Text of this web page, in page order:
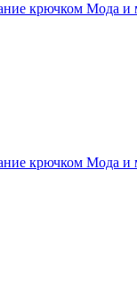
крючком Мода и
крючком Мода и